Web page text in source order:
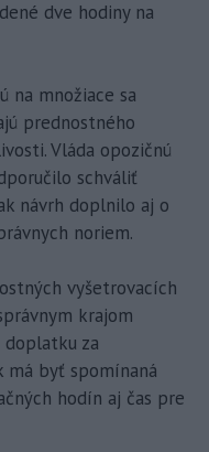
dve hodiny na
na množiace sa
prednostného
Vláda opozičnú
schváliť
návrh doplnilo aj o
noriem.
vyšetrovacích
krajom
za
má byť spomínaná
hodín aj čas pre